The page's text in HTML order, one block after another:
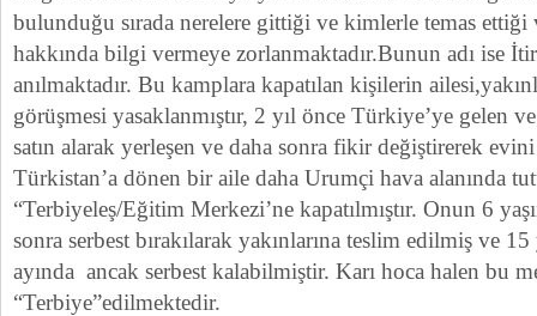
bulunduğu sırada nerelere gittiği ve kimlerle temas
hakkında bilgi vermeye zorlanmaktadır.Bunun adı ise
anılmaktadır. Bu kamplara kapatılan kişilerin
görüşmesi yasaklanmıştır, 2 yıl önce Türkiye’ye gelen
satın alarak yerleşen ve daha sonra fikir değiştirerek
Türkistan’a dönen bir aile daha Urumçi hava alanında
“Terbiyeleş/Eğitim Merkezi’ne kapatılmıştır. Onun 6
sonra serbest bırakılarak yakınlarına teslim edilmiş ve 15
ayında ancak serbest kalabilmiştir. Karı hoca halen bu
“Terbiye”edilmektedir.